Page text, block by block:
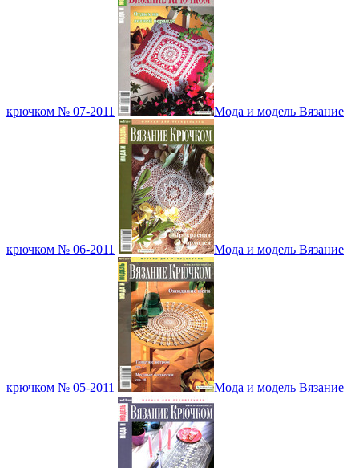
крючком № 07-2011 Мода и модель Вязание
крючком № 06-2011 Мода и модель Вязание
крючком № 05-2011 Мода и модель Вязание